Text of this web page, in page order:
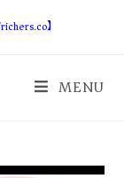
】
MENU